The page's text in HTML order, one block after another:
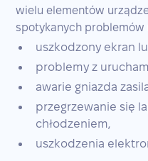
wielu elementów
spotykanych problemów
uszkodzony ekran
problemy z
awarie gniazda
przegrzewanie się
chłodzeniem,
uszkodzenia